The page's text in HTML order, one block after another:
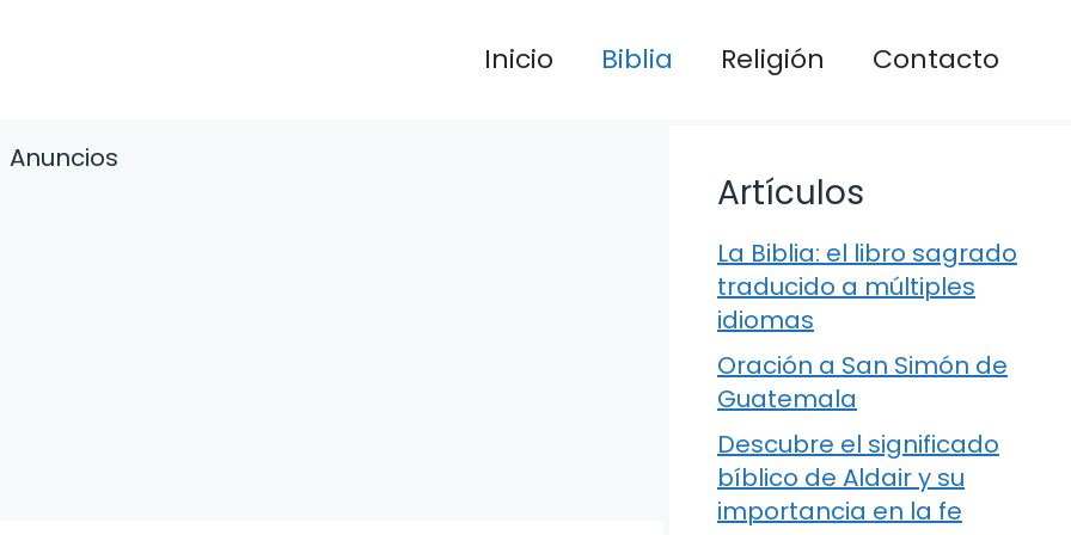
Inicio Biblia Religión Contacto
Anuncios
Artículos
La Biblia: el libro sagrado
traducido a múltiples
idiomas
Oración a San Simón de
Guatemala
Descubre el significado
bíblico de Aldair y su
importancia en la fe